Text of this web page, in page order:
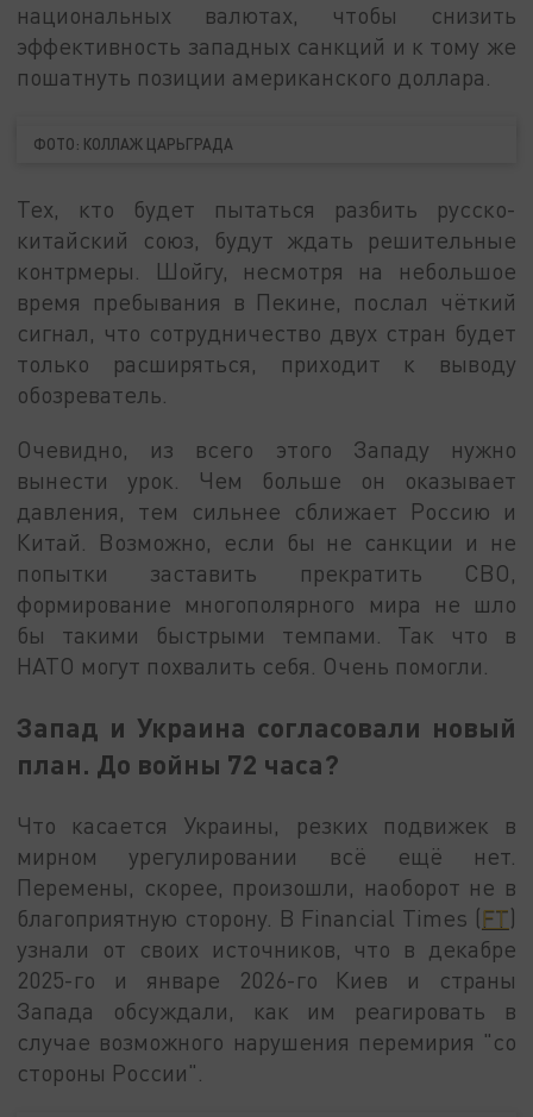
национальных валютах, чтобы снизить
эффективность западных санкций и к тому же
пошатнуть позиции американского доллара.
ФОТО: КОЛЛАЖ ЦАРЬГРАДА
Тех, кто будет пытаться разбить русско-
китайский союз, будут ждать решительные
контрмеры. Шойгу, несмотря на небольшое
время пребывания в Пекине, послал чёткий
сигнал, что сотрудничество двух стран будет
только расширяться, приходит к выводу
обозреватель.
Очевидно, из всего этого Западу нужно
вынести урок. Чем больше он оказывает
давления, тем сильнее сближает Россию и
Китай. Возможно, если бы не санкции и не
попытки заставить прекратить СВО,
формирование многополярного мира не шло
бы такими быстрыми темпами. Так что в
НАТО могут похвалить себя. Очень помогли.
Запад и Украина согласовали новый
план. До войны 72 часа?
Что касается Украины, резких подвижек в
мирном урегулировании всё ещё нет.
Перемены, скорее, произошли, наоборот не в
благоприятную сторону. В Financial Times (FT)
узнали от своих источников, что в декабре
2025-го и январе 2026-го Киев и страны
Запада обсуждали, как им реагировать в
случае возможного нарушения перемирия "со
стороны России".